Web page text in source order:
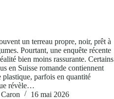
un terreau propre, noir, prêt à
Pourtant, une enquête récente
bien moins rassurante. Certains
en Suisse romande contiennent
plastique, parfois en quantité
révèle…
16 mai 2026